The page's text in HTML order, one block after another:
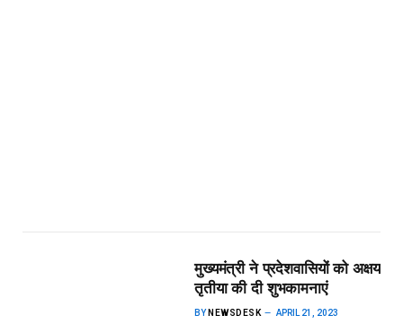
मुख्यमंत्री ने प्रदेशवासियों को अक्षय
तृतीया की दी शुभकामनाएं
BY NEWSDESK APRIL 21, 2023